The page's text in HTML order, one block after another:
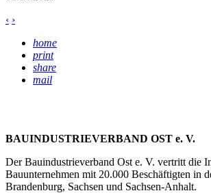
‹ ›
home
print
share
mail
BAUINDUSTRIEVERBAND OST e. V.
Der Bauindustrieverband Ost e. V. vertritt die
Bauunternehmen mit 20.000 Beschäftigten in
Brandenburg, Sachsen und Sachsen-Anhalt.